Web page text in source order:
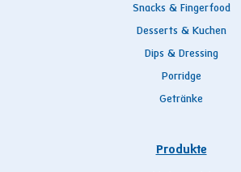
Snacks & Fingerfood
Desserts & Kuchen
Dips & Dressing
Porridge
Getränke
Produkte